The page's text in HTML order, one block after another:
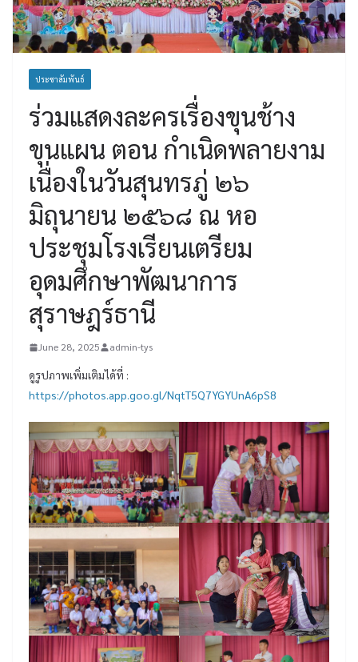
ประชาสัมพันธ์
ร่วมแสดงละครเรื่องขุนช้าง
ขุนแผน ตอน กำเนิดพลายงาม
เนื่องในวันสุนทรภู่ ๒๖
มิถุนายน ๒๕๖๘ ณ หอ
ประชุมโรงเรียนเตรียม
อุดมศึกษาพัฒนาการ
สุราษฎร์ธานี
June 28, 2025 admin-tys
ดูรูปภาพเพิ่มเติมได้ที่ :
https://photos.app.goo.gl/NqtT5Q7YGYUnA6pS8